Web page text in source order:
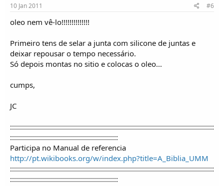
10 Jan 2011 #6
oleo nem vê-lo!!!!!!!!!!!!!!
Primeiro tens de selar a junta com silicone de juntas e
deixar repousar o tempo necessário.
Só depois montas no sitio e colocas o oleo...
cumps,
JC
::::::::::::::::::::::::::::::::::::::::::::::::::::::::::::::::::::::::::::::::::::::::::::::::::::::
::::::::::::::::::::::::::::::::::::::::::::::::::::::
Participa no Manual de referencia
http://pt.wikibooks.org/w/index.php?title=A_Biblia_UMM
::::::::::::::::::::::::::::::::::::::::::::::::::::::::::::::::::::::::::::::::::::::::::::::::::::::
::::::::::::::::::::::::::::::::::::::::::::::::::::::